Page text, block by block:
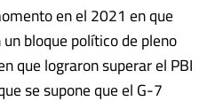
en el 2021 en que
bloque político de pleno
que lograron superar el PBI
se supone que el G-7